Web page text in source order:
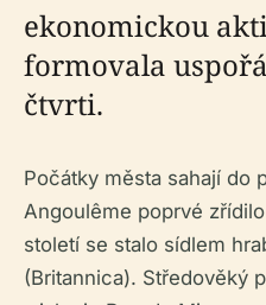
ekonomickou
formovala
čtvrti.
Počátky města sahají do
Angoulême poprvé
století se stalo sídlem
(Britannica). Středověký